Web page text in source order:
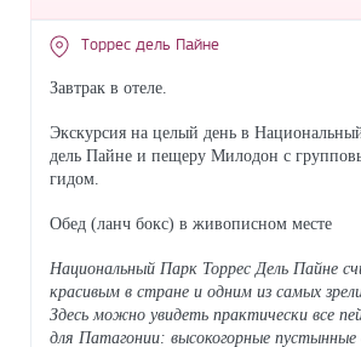
Торрес дель Пайне
Завтрак в отеле.
Экскурсия на целый день в
дель Пайне и пещеру Милодон с
гидом.
Обед (ланч бокс) в живописном месте
Национальный Парк Торрес Дель Пайне
красивым в стране и одним из самых
Здесь можно увидеть практически все
для Патагонии: высокогорные пустынные